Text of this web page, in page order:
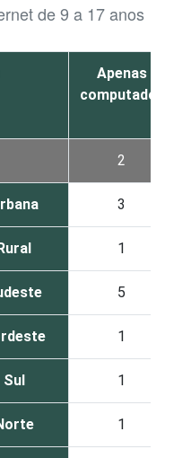
de 9 a 17 anos
Apenas
computador
2
3
1
5
1
Sul 1
1